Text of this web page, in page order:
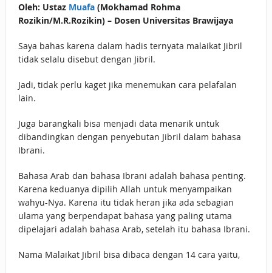
Oleh: Ustaz Muafa(Mokhamad Rohma
Rozikin/M.R.Rozikin) – Dosen Universitas Brawijaya
Saya bahas karena dalam hadis ternyata malaikat Jibril
tidak selalu disebut dengan Jibril.
Jadi, tidak perlu kaget jika menemukan cara pelafalan
lain.
Juga barangkali bisa menjadi data menarik untuk
dibandingkan dengan penyebutan Jibril dalam bahasa
Ibrani.
Bahasa Arab dan bahasa Ibrani adalah bahasa penting.
Karena keduanya dipilih Allah untuk menyampaikan
wahyu-Nya. Karena itu tidak heran jika ada sebagian
ulama yang berpendapat bahasa yang paling utama
dipelajari adalah bahasa Arab, setelah itu bahasa Ibrani.
Nama Malaikat Jibril bisa dibaca dengan 14 cara yaitu,